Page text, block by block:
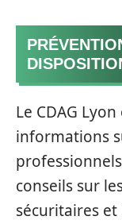
Le CDAG
informations
conseils sur
sécuritaires